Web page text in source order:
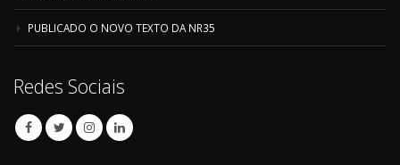
PUBLICADO O NOVO TEXTO DA NR35
Redes Sociais